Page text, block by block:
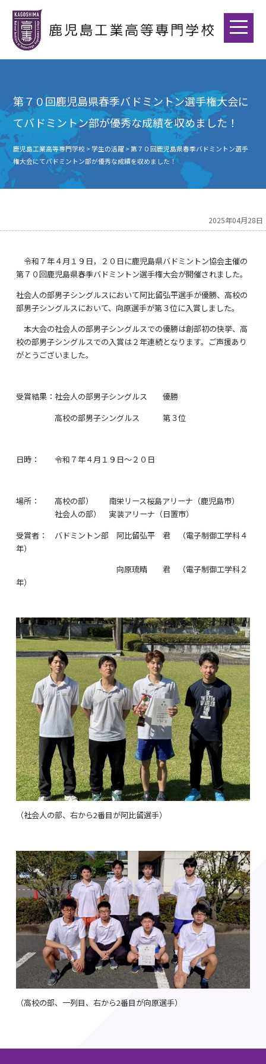
第７０回鹿児島県春季バドミントン選手権大会に
てバドミントン部が優秀な成績を収めました！
鹿児島工業高等専門学校>学生の活躍>第７０回鹿児島県春季バドミントン選手
権大会にてバドミントン部が優秀な成績を収めました！
2025年04月28日
令和７年４月１９日，２０日に鹿児島県バドミントン協会主催の
第７０回鹿児島県春季バドミントン選手権大会が開催されました。
社会人の部男子シングルスにおいて阿比留弘平選手が優勝、高校の
部男子シングルスにおいて、向原選手が第３位に入賞しました。
本大会の社会人の部男子シングルスでの優勝は創部初の快挙、高
校の部男子シングルスでの入賞は２年連続となります。ご声援あり
がとうございました。
受賞結果：社会人の部男子シングルス 優勝
高校の部男子シングルス 第３位
日時： 令和７年４月１９日～２０日
場所： 高校の部） 南栄リース桜島アリーナ（鹿児島市）
社会人の部） 実装アリーナ（日置市）
受賞者： バドミントン部 阿比留弘平 君 （電子制御工学科４
年）
向原琉晴 君 （電子制御工学科２
年）
（社会人の部、右から2番目が阿比留選手）
（高校の部、一列目、右から2番目が向原選手）